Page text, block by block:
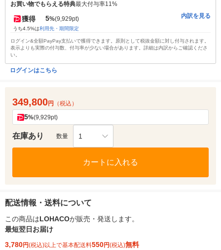
お買い物でもらえる特典最大付与率11%
獲得 5%(9,929pt)
うち4.5%は利用先・期間限定
内訳を見る
ログイン&全額PayPay支払いで獲得できます。原則として税抜金額に対し付与されます。
表示よりも実際の付与数、付与率が少ない場合があります。詳細は内訳からご確認くださ
い。
ログインはこちら
349,800円 （税込）
5%(9,929pt)
在庫あり 数量 1
カートに入れる
配送情報・送料について
この商品はLOHACOが販売・発送します。
最短翌日お届け
3,780円(税込)以上で基本配送料550円(税込)無料